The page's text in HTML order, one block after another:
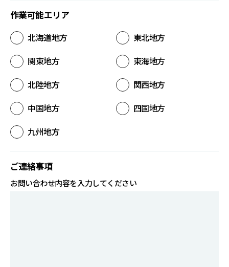
作業可能エリア
北海道地方
東北地方
関東地方
東海地方
北陸地方
関西地方
中国地方
四国地方
九州地方
ご連絡事項
お問い合わせ内容を入力してください